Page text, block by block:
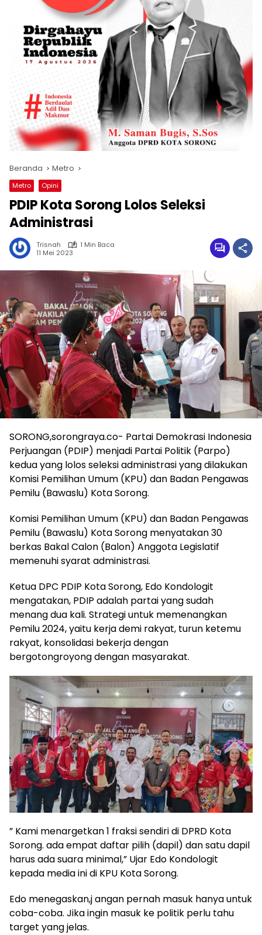
Beranda Metro
Metro Opini
PDIP Kota Sorong Lolos Seleksi
Administrasi
Trisnah
1 Min Baca
11 Mei 2023
SORONG,sorongraya.co- Partai Demokrasi Indonesia
Perjuangan (PDIP) menjadi Partai Politik (Parpo)
kedua yang lolos seleksi administrasi yang dilakukan
Komisi Pemilihan Umum (KPU) dan Badan Pengawas
Pemilu (Bawaslu) Kota Sorong.
Komisi Pemilihan Umum (KPU) dan Badan Pengawas
Pemilu (Bawaslu) Kota Sorong menyatakan 30
berkas Bakal Calon (Balon) Anggota Legislatif
memenuhi syarat administrasi.
Ketua DPC PDIP Kota Sorong, Edo Kondologit
mengatakan, PDIP adalah partai yang sudah
menang dua kali. Strategi untuk memenangkan
Pemilu 2024, yaitu kerja demi rakyat, turun ketemu
rakyat, konsolidasi bekerja dengan
bergotongroyong dengan masyarakat.
” Kami menargetkan 1 fraksi sendiri di DPRD Kota
Sorong. ada empat daftar pilih (dapil) dan satu dapil
harus ada suara minimal,” Ujar Edo Kondologit
kepada media ini di KPU Kota Sorong.
Edo menegaskan,j angan pernah masuk hanya untuk
coba-coba. Jika ingin masuk ke politik perlu tahu
target yang jelas.